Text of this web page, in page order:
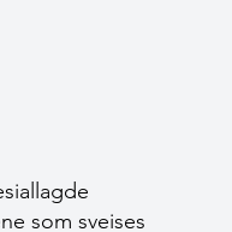
som sveises